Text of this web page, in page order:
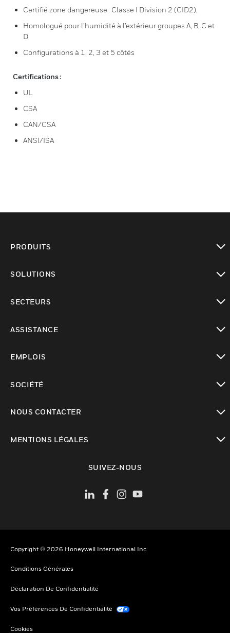
Certifié zone dangereuse : Classe I Division 2 (CID2),
Homologué pour l’humidité à l’extérieur groupes A, B, C et
D
Configurations à 1, 2, 3 et 5 côtés
Certifications :
UL
CSA
CAN/CSA
ANSI/ISA
PRODUITS
SOLUTIONS
SECTEURS
ASSISTANCE
EMPLOIS
SOCIÉTÉ
NOUS CONTACTER
MENTIONS LÉGALES
SUIVEZ-NOUS
Copyright © 2026 Honeywell International Inc.
Conditions Générales
Déclaration De Confidentialité
Vos Préférences De Confidentialité
Cookies